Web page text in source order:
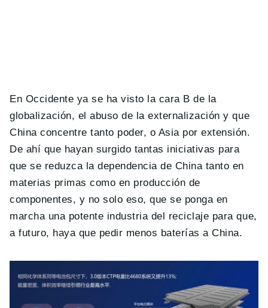
En Occidente ya se ha visto la cara B de la
globalización, el abuso de la externalización y que
China concentre tanto poder, o Asia por extensión.
De ahí que hayan surgido tantas iniciativas para
que se reduzca la dependencia de China tanto en
materias primas como en producción de
componentes, y no solo eso, que se ponga en
marcha una potente industria del reciclaje para que,
a futuro, haya que pedir menos baterías a China.